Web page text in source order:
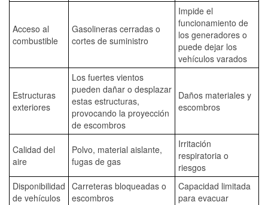
Acceso al
combustible
Gasolineras cerradas o
cortes de suministro
Impide el
funcionamiento de
los generadores o
puede dejar los
vehículos varados
Estructuras
exteriores
Los fuertes vientos
pueden dañar o desplazar
estas estructuras,
provocando la proyección
de escombros
Daños materiales y
escombros
Calidad del
aire
Polvo, material aislante,
fugas de gas
Irritación
respiratoria o
riesgos
Disponibilidad
de vehículos
Carreteras bloqueadas o
escombros
Capacidad limitada
para evacuar